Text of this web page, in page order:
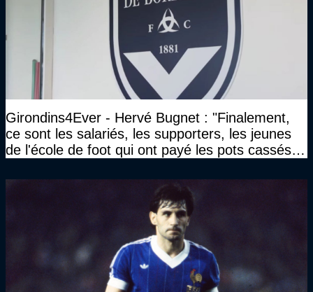
Girondins4Ever - Hervé Bugnet : "Finalement,
ce sont les salariés, les supporters, les jeunes
de l'école de foot qui ont payé les pots cassés